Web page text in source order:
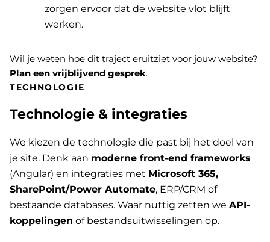
zorgen ervoor dat de website vlot blijft
werken.
Wil je weten hoe dit traject eruitziet voor jouw website?
Plan een vrijblijvend gesprek.
TECHNOLOGIE
Technologie & integraties
We kiezen de technologie die past bij het doel van
je site. Denk aan moderne front-end frameworks
(Angular) en integraties met Microsoft 365,
SharePoint/Power Automate, ERP/CRM of
bestaande databases. Waar nuttig zetten we API-
koppelingen of bestandsuitwisselingen op.